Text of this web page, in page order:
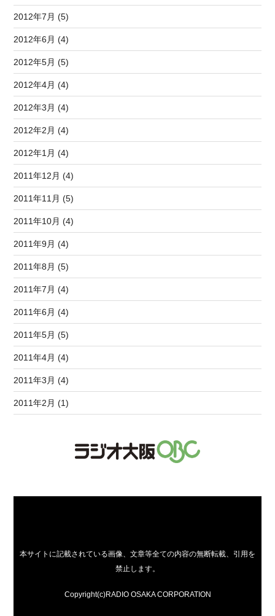
2012年7月 (5)
2012年6月 (4)
2012年5月 (5)
2012年4月 (4)
2012年3月 (4)
2012年2月 (4)
2012年1月 (4)
2011年12月 (4)
2011年11月 (5)
2011年10月 (4)
2011年9月 (4)
2011年8月 (5)
2011年7月 (4)
2011年6月 (4)
2011年5月 (5)
2011年4月 (4)
2011年3月 (4)
2011年2月 (1)
本サイトに記載されている画像、文章等全ての内容の無断転載、引用を
禁止します。
Copyright(c)RADIO OSAKA CORPORATION